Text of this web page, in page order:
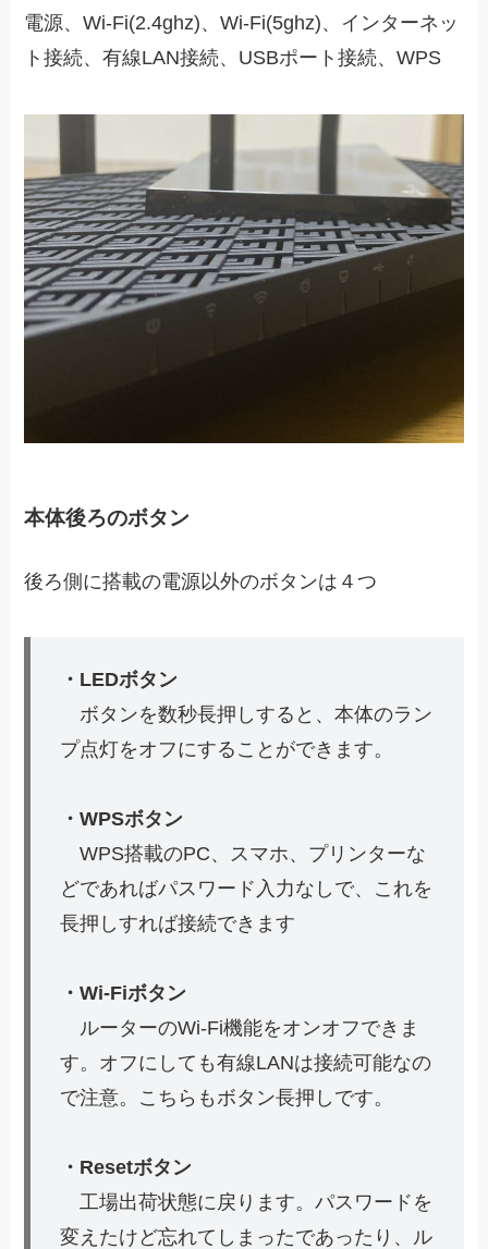
電源、Wi-Fi(2.4ghz)、Wi-Fi(5ghz)、インターネッ
ト接続、有線LAN接続、USBポート接続、WPS
本体後ろのボタン
後ろ側に搭載の電源以外のボタンは４つ
・LEDボタン
ボタンを数秒長押しすると、本体のラン
プ点灯をオフにすることができます。
・WPSボタン
WPS搭載のPC、スマホ、プリンターな
どであればパスワード入力なしで、これを
長押しすれば接続できます
・Wi-Fiボタン
ルーターのWi-Fi機能をオンオフできま
す。オフにしても有線LANは接続可能なの
で注意。こちらもボタン長押しです。
・Resetボタン
工場出荷状態に戻ります。パスワードを
変えたけど忘れてしまったであったり、ル